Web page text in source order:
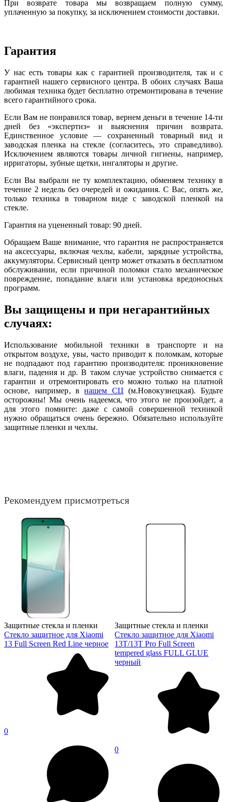
При возврате товара мы возвращаем полную сумму,
уплаченную за покупку, за исключением стоимости доставки.
Гарантия
У нас есть товары как с гарантией производителя, так и с
гарантией нашего сервисного центра. В обоих случаях Ваша
любимая техника будет бесплатно отремонтирована в течение
всего гарантийного срока.
Если Вам не понравился товар, вернем деньги в течение 14-ти
дней без «экспертиз» и выяснения причин возврата.
Единственное условие — сохраненный товарный вид и
заводская пленка на стекле (согласитесь, это справедливо).
Исключением являются товары личной гигиены, например,
ирригаторы, зубные щетки, ингаляторы и другие.
Если Вы выбрали не ту комплектацию, обменяем технику в
течение 2 недель без очередей и ожидания. С Вас, опять же,
только техника в товарном виде с заводской пленкой на
стекле.
Гарантия на уцененный товар: 90 дней.
Обращаем Ваше внимание, что гарантия не распространяется
на аксессуары, включая чехлы, кабели, зарядные устройства,
аккумуляторы. Сервисный центр может отказать в бесплатном
обслуживании, если причиной поломки стало механическое
повреждение, попадание влаги или установка вредоносных
программ.
Вы защищены и при негарантийных
случаях:
Использование мобильной техники в транспорте и на
открытом воздухе, увы, часто приводит к поломкам, которые
не подпадают под гарантию производителя: проникновение
влаги, падения и др. В таком случае устройство снимается с
гарантии и отремонтировать его можно только на платной
основе, например, внашем СЦ (м.Новокузнецкая). Будьте
осторожны! Мы очень надеемся, что этого не произойдет, а
для этого помните: даже с самой совершенной техникой
нужно обращаться очень бережно. Обязательно используйте
защитные пленки и чехлы.
Рекомендуем присмотреться
Защитные стекла и пленки
Стекло защитное для Xiaomi
13 Full Screen Red Line черное
0
Защитные стекла и пленки
Стекло защитное для Xiaomi
13T/13T Pro Full Screen
tempered glass FULL GLUE
черный
0